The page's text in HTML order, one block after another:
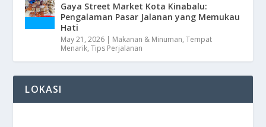
Gaya Street Market Kota Kinabalu:
Pengalaman Pasar Jalanan yang Memukau
Hati
May 21, 2026 | Makanan & Minuman,Tempat
Menarik,Tips Perjalanan
LOKASI